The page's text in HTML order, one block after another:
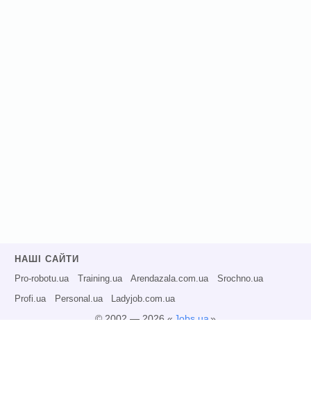
НАШІ САЙТИ
Pro-robotu.ua Training.ua Arendazala.com.ua Srochno.ua
Profi.ua Personal.ua Ladyjob.com.ua
© 2002 — 2026 « Jobs.ua»